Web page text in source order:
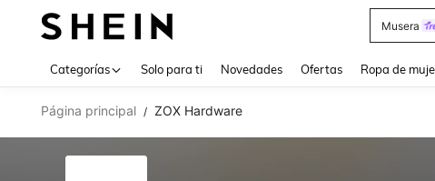
Musera
Categorías Solo para ti Novedades Ofertas Ropa de
Página principal / ZOX Hardware